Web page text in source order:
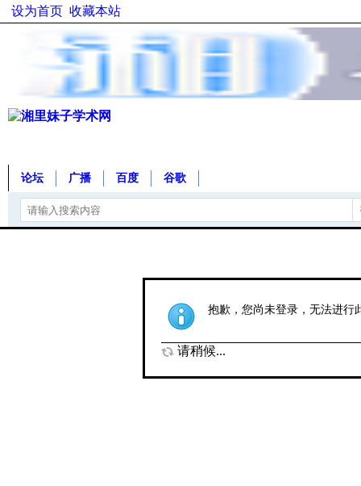
设为首页 收藏本站
论坛 广播 百度 谷歌
抱歉，您尚未登录，无法进行
请稍候...